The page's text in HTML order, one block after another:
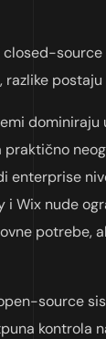
postaju
dominiraju
praktično
enterprise
i Wix nude
potrebe,
source
kontrola